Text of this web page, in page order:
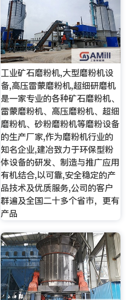
工业矿石磨粉机,大型磨粉机设
备,高压雷蒙磨粉机,超细研磨机
是一家专业的各种矿石磨粉机、
雷蒙磨粉机、高压磨粉机、超细
磨粉机、砂粉磨粉机等磨粉设备
的生产厂家,作为磨粉机行业的
知名企业,建冶致力于环保型粉
体设备的研发、制造与推广应用
有机结合,以可靠,安全稳定的产
品技术及优质服务,公司的客户
群遍及全国二十多个省市，更有
产品